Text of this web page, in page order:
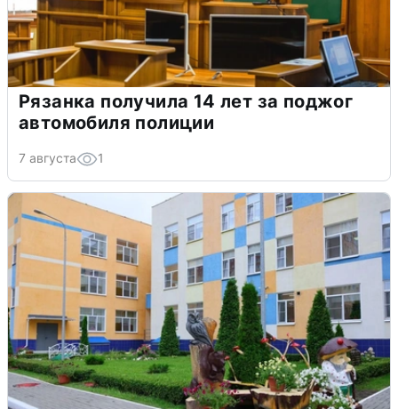
Рязанка получила 14 лет за поджог
автомобиля полиции
7 августа 1